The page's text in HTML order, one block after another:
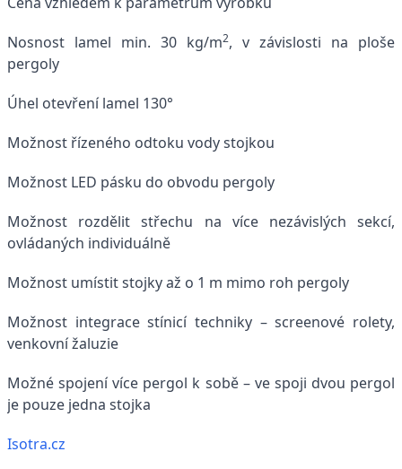
Nosnost lamel min. 30 kg/m2, v závislosti na ploše
pergoly
Úhel otevření lamel 130°
Možnost řízeného odtoku vody stojkou
Možnost LED pásku do obvodu pergoly
Možnost rozdělit střechu na více nezávislých sekcí,
ovládaných individuálně
Možnost umístit stojky až o 1 m mimo roh pergoly
Možnost integrace stínicí techniky – screenové rolety,
venkovní žaluzie
Možné spojení více pergol k sobě – ve spoji dvou pergol
je pouze jedna stojka
Isotra.cz